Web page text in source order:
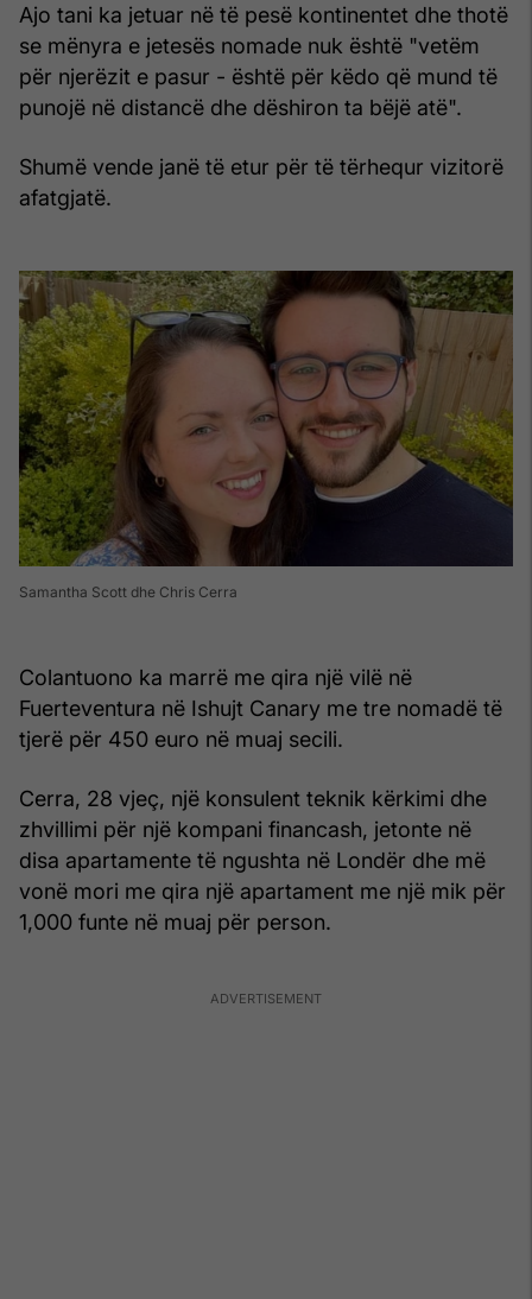
Ajo tani ka jetuar në të pesë kontinentet dhe thotë
se mënyra e jetesës nomade nuk është "vetëm
për njerëzit e pasur - është për këdo që mund të
punojë në distancë dhe dëshiron ta bëjë atë".
Shumë vende janë të etur për të tërhequr vizitorë
afatgjatë.
Samantha Scott dhe Chris Cerra
Colantuono ka marrë me qira një vilë në
Fuerteventura në Ishujt Canary me tre nomadë të
tjerë për 450 euro në muaj secili.
Cerra, 28 vjeç, një konsulent teknik kërkimi dhe
zhvillimi për një kompani financash, jetonte në
disa apartamente të ngushta në Londër dhe më
vonë mori me qira një apartament me një mik për
1,000 funte në muaj për person.